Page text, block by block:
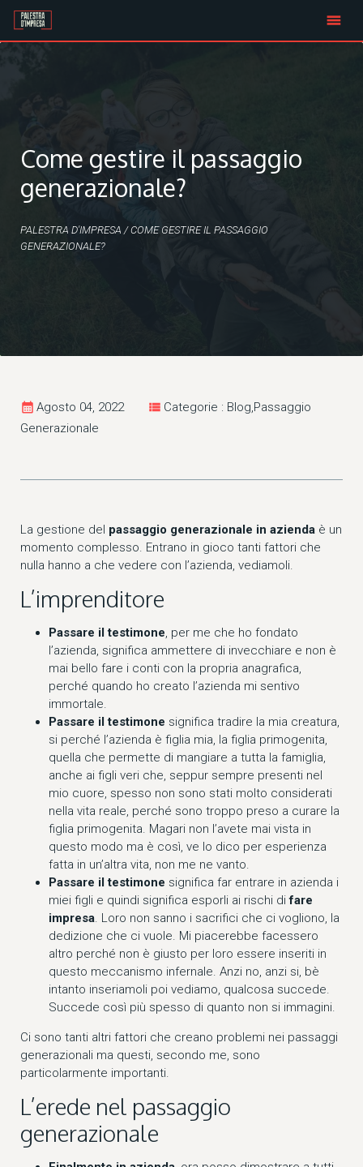
Skip
Come gestire il passaggio
generazionale?
PALESTRA D'IMPRESA /COME GESTIRE IL PASSAGGIO
GENERAZIONALE?
calendar_month Agosto 04, 2022 view_list Categorie : Blog,Passaggio
Generazionale
La gestione del passaggio generazionale in azienda è un
momento complesso. Entrano in gioco tanti fattori che
nulla hanno a che vedere con l’azienda, vediamoli.
L’imprenditore
Passare il testimone, per me che ho fondato
l’azienda, significa ammettere di invecchiare e non è
mai bello fare i conti con la propria anagrafica,
perché quando ho creato l’azienda mi sentivo
immortale.
Passare il testimone significa tradire la mia creatura,
si perché l’azienda è figlia mia, la figlia primogenita,
quella che permette di mangiare a tutta la famiglia,
anche ai figli veri che, seppur sempre presenti nel
mio cuore, spesso non sono stati molto considerati
nella vita reale, perché sono troppo preso a curare la
figlia primogenita. Magari non l’avete mai vista in
questo modo ma è così, ve lo dico per esperienza
fatta in un’altra vita, non me ne vanto.
Passare il testimone significa far entrare in azienda i
miei figli e quindi significa esporli ai rischi difare
impresa. Loro non sanno i sacrifici che ci vogliono, la
dedizione che ci vuole. Mi piacerebbe facessero
altro perché non è giusto per loro essere inseriti in
questo meccanismo infernale. Anzi no, anzi si, bè
intanto inseriamoli poi vediamo, qualcosa succede.
Succede così più spesso di quanto non si immagini.
Ci sono tanti altri fattori che creano problemi nei passaggi
generazionali ma questi, secondo me, sono
particolarmente importanti.
L’erede nel passaggio
generazionale